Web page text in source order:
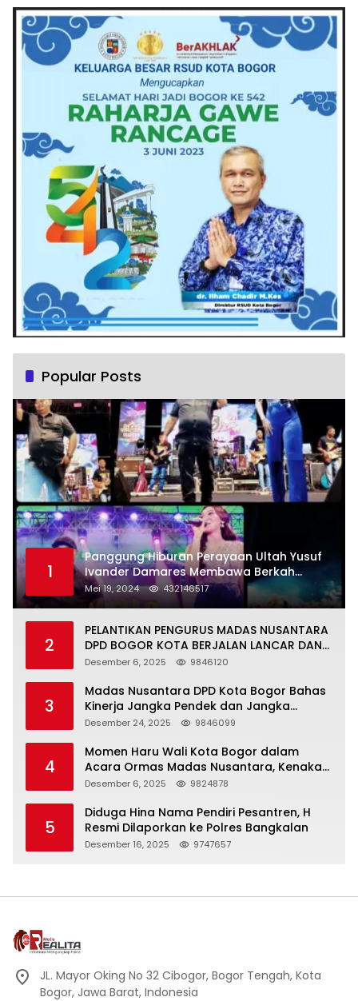
Popular Posts
1
Panggung Hiburan Perayaan Ultah Yusuf
Ivander Damares Membawa Berkah
Warga Kejapanan
Mei 19, 2024 432146517
2
PELANTIKAN PENGURUS MADAS NUSANTARA
DPD BOGOR KOTA BERJALAN LANCAR DAN
KHIDMAT
Desember 6, 2025 9846120
3
Madas Nusantara DPD Kota Bogor Bahas
Kinerja Jangka Pendek dan Jangka
Panjang
Desember 24, 2025 9846099
4
Momen Haru Wali Kota Bogor dalam
Acara Ormas Madas Nusantara, Kenakan
Peci Hitam Tinggi sebagai Simbol
Desember 6, 2025 9824878
5
Diduga Hina Nama Pendiri Pesantren, H
Resmi Dilaporkan ke Polres Bangkalan
Desember 16, 2025 9747657
JL. Mayor Oking No 32 Cibogor, Bogor Tengah, Kota
Bogor, Jawa Barat, Indonesia